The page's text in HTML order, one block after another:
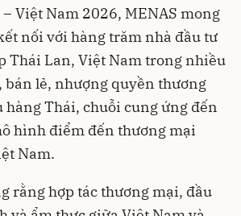
Việt Nam 2026, MENAS mong
nối với hàng trăm nhà đầu tư
Thái Lan, Việt Nam trong nhiều
bán lẻ, nhượng quyền thương
Thái, chuỗi cung ứng đến
hình điểm đến thương mại
Nam.
rằng hợp tác thương mại, đầu